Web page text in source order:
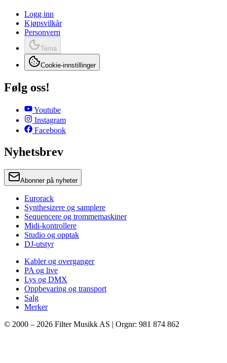
Logg inn
Kjøpsvilkår
Personvern
Tema
Cookie-innstillinger
Følg oss!
Youtube
Instagram
Facebook
Nyhetsbrev
Abonner på nyheter
Eurorack
Synthesizere og samplere
Sequencere og trommemaskiner
Midi-kontrollere
Studio og opptak
DJ-utstyr
Kabler og overganger
PA og live
Lys og DMX
Oppbevaring og transport
Salg
Merker
© 2000 – 2026 Filter Musikk AS | Orgnr: 981 874 862